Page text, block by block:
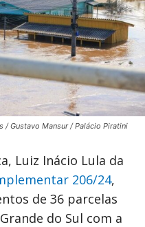
/ Gustavo Mansur / Palácio Piratini
Luiz Inácio Lula da
206/24,
de 36 parcelas
do Sul com a